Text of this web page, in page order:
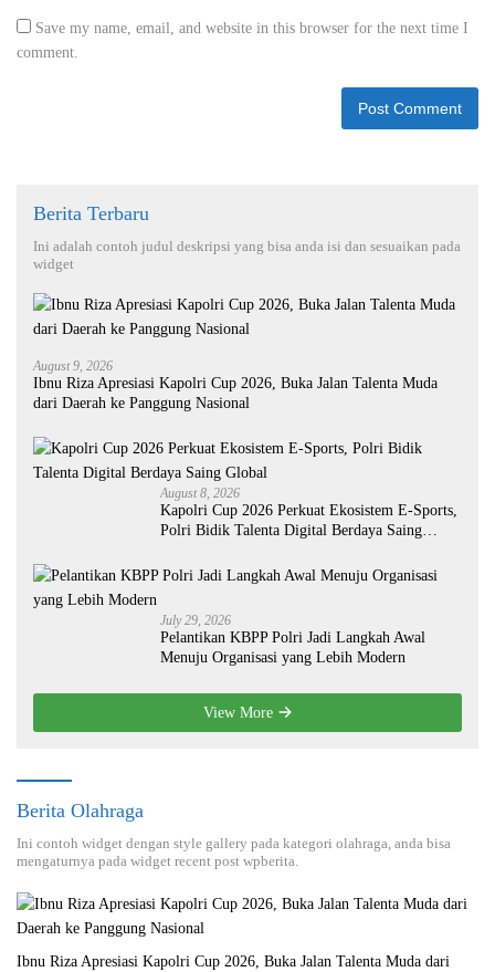
Save my name, email, and website in this browser for the next time I
comment.
Berita Terbaru
Ini adalah contoh judul deskripsi yang bisa anda isi dan sesuaikan pada
widget
August 9, 2026
Ibnu Riza Apresiasi Kapolri Cup 2026, Buka Jalan Talenta Muda
dari Daerah ke Panggung Nasional
August 8, 2026
Kapolri Cup 2026 Perkuat Ekosistem E-Sports,
Polri Bidik Talenta Digital Berdaya Saing
July 29, 2026
Pelantikan KBPP Polri Jadi Langkah Awal
Menuju Organisasi yang Lebih Modern
View More
Berita Olahraga
Ini contoh widget dengan style gallery pada kategori olahraga, anda bisa
mengaturnya pada widget recent post wpberita.
Ibnu Riza Apresiasi Kapolri Cup 2026, Buka Jalan Talenta Muda dari